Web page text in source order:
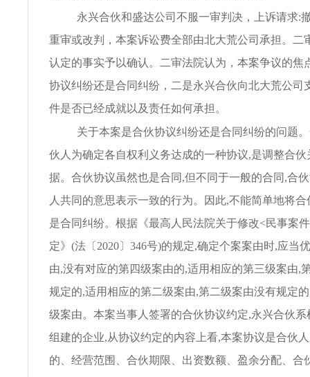
永兴合伙和盛达公司不服一审判决，上诉请求:
重审或改判，本案诉讼费全部由北大荒公司承担。二
认定的事实予以确认。二审法院认为，本案争议的焦
协议纠纷还是合同纠纷，二是永兴合伙向北大荒公司
件是否已经成就以及责任如何承担。
关于本案是合伙协议纠纷还是合同纠纷的问题
伙人为确定各自权利义务达成的一种协议,是调整合伙
据。合伙协议虽然也是合同,但不同于一般的合同,合
人共同的意思表示一致的行为。因此,不能简单地将
是合同纠纷。根据《最高人民法院关于修改<民事案
定》(法〔2020〕346号)的规定,确定个案案由时,应当
由,没有对应的第四级案由的,适用相应的第三级案由,
规定的,适用相应的第二级案由,第二级案由没有规定
级案由。本案当事人签署的合伙协议约定,永兴合伙
组建的企业,从协议约定的内容上看,本案协议是合伙
的、经营范围、合伙期限、出资数额、盈余分配、合